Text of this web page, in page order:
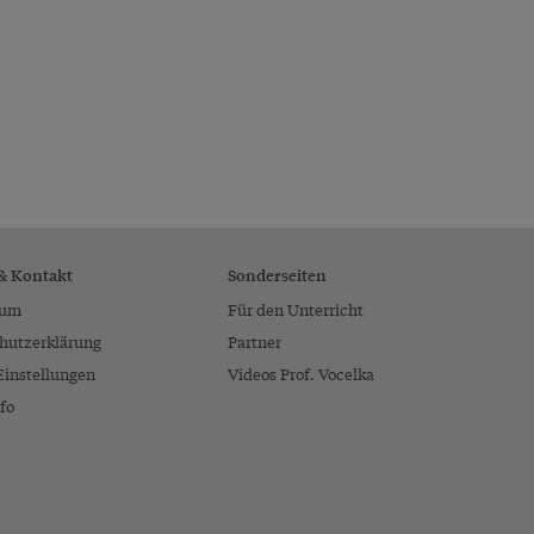
Kontakt Sonderseiten
Für den Unterricht
Partner
Videos Prof. Vocelka